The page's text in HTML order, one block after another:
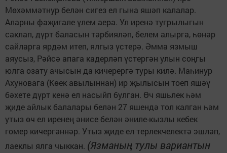
Мөхәммәтнур белән сигез ел гына яшәп калалар.
Аларны фаҗигале үлем аера. Ул иренә тугрылыгын
саклап, дүрт баласын тәрбияләп, белем алырга, һөнәр
сайларга ярдәм итеп, ялгыз үстерә. Әмма язмыш
аяусыз, Рәйсә апага кадерләп үстергән улын соңгы
юлга озату ачысын да кичерергә туры килә. Маһинур
Ахуновага (Көек авылыннан) ир җылысын тоеп яшәү
бәхете дүрт кенә ел насыйп булган. Өч яшьлек һәм
җиде айлык балалары белән 27 яшендә тол калган һәм
утыз өч ел иренең әнисе белән әниле-кызлы кебек
гомер кичергәннәр. Утыз җиде ел терлекчелектә эшләп,
лаеклы ялга чыккан. (Язманың тулы вариантын